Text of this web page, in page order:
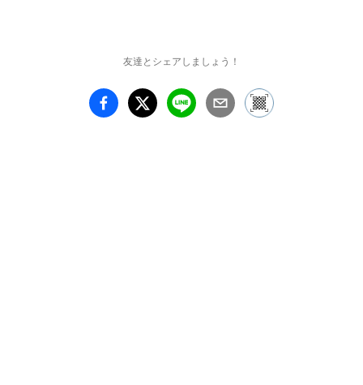
な生活提案を試みる。
すか・あづち）が中心と
なり、絵画作品も含め老
友達とシェアしましょう！